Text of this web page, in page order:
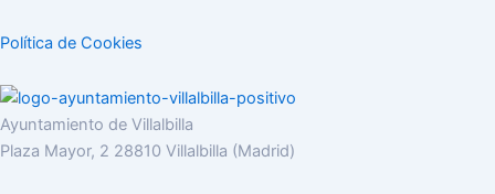
Política de Cookies
Ayuntamiento de Villalbilla
Plaza Mayor, 2 28810 Villalbilla (Madrid)